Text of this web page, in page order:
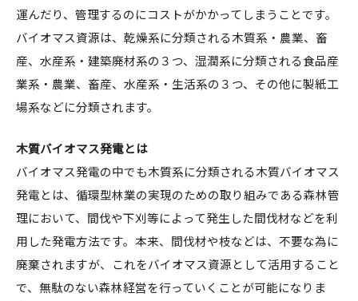
運んだり、管理するのにコストがかかってしまうことです。
バイオマス資源は、乾燥系に分類される木質系・農業、畜
産、水産系・建築廃材系の３つ、湿潤系に分類される食品産
業系・農業、畜産、水産系・生活系の３つ、その他に製紙工
場系などに分類されます。
木質バイオマス発電とは
バイオマス発電の中でも木質系に分類される木質バイオマス
発電とは、循環型林業の実現のための取り組みである森林管
理において、間伐や下刈等によって発生した間伐材などを利
用した発電方法です。本来、間伐材や枝などは、不要な為に
廃棄されますが、これをバイオマス資源として活用すること
で、無駄のない森林経営を行っていくことが可能になりま